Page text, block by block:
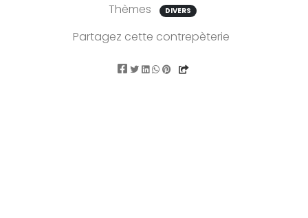
Thèmes DIVERS
Partagez cette contrepèterie